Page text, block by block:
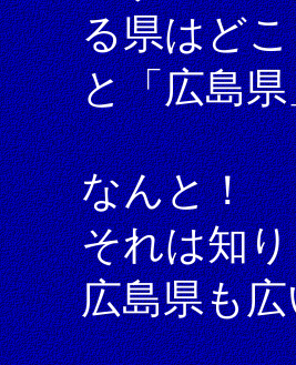
る県はど
と「広島
なんと！
それは知
広島県も